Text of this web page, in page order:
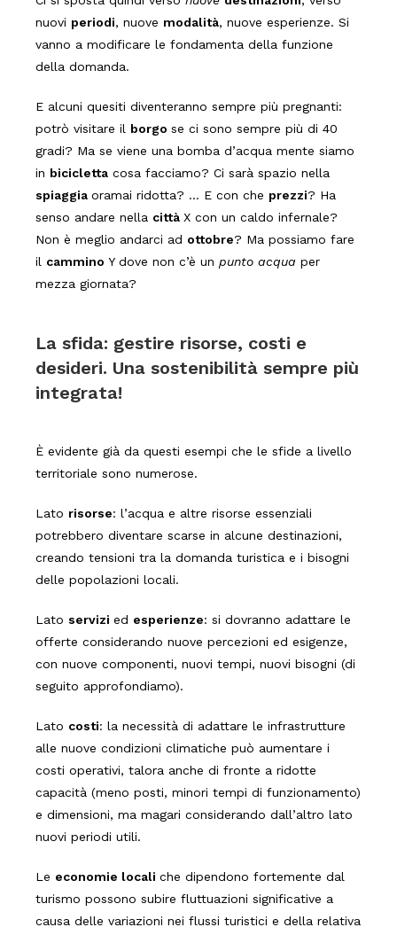
nuovi periodi, nuove modalità, nuove esperienze. Si
vanno a modificare le fondamenta della funzione
della domanda.
E alcuni quesiti diventeranno sempre più pregnanti:
potrò visitare il borgo se ci sono sempre più di 40
gradi? Ma se viene una bomba d’acqua mente siamo
in bicicletta cosa facciamo? Ci sarà spazio nella
spiaggia oramai ridotta? … E con che prezzi? Ha
senso andare nella città X con un caldo infernale?
Non è meglio andarci ad ottobre? Ma possiamo fare
il cammino Y dove non c’è un punto acqua per
mezza giornata?
La sfida: gestire risorse, costi e
desideri. Una sostenibilità sempre più
integrata!
È evidente già da questi esempi che le sfide a livello
territoriale sono numerose.
Lato risorse: l’acqua e altre risorse essenziali
potrebbero diventare scarse in alcune destinazioni,
creando tensioni tra la domanda turistica e i bisogni
delle popolazioni locali.
Lato servizi ed esperienze: si dovranno adattare le
offerte considerando nuove percezioni ed esigenze,
con nuove componenti, nuovi tempi, nuovi bisogni (di
seguito approfondiamo).
Lato costi: la necessità di adattare le infrastrutture
alle nuove condizioni climatiche può aumentare i
costi operativi, talora anche di fronte a ridotte
capacità (meno posti, minori tempi di funzionamento)
e dimensioni, ma magari considerando dall’altro lato
nuovi periodi utili.
Le economie locali che dipendono fortemente dal
turismo possono subire fluttuazioni significative a
causa delle variazioni nei flussi turistici e della relativa